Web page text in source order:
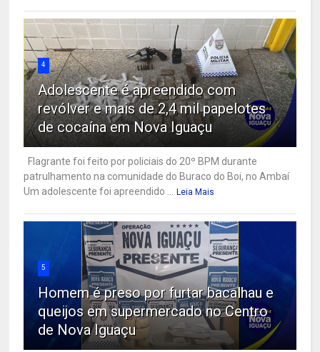
4
Adolescente é apreendido com
revólver e mais de 2,4 mil papelotes
de cocaína em Nova Iguaçu
Flagrante foi feito por policiais do 20º BPM durante
patrulhamento na comunidade do Buraco do Boi, no Ambaí
Um adolescente foi apreendido ... Leia Mais
5
Homem é preso por furtar bacalhau e
queijos em supermercado no Centro
de Nova Iguaçu